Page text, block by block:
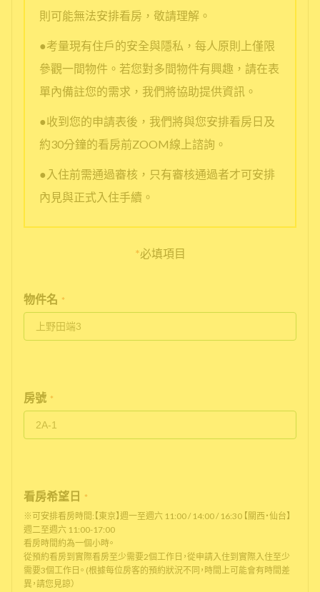
則可能無法安排看房，敬請理解。
●考量現有住戶的安全與隱私，每人原則上僅限
參觀一間物件。若您對多間物件有興趣，請在表
單內備註您的需求，我們將協助提供資訊。
●收到您的申請表後，我們將與您安排看房日及
約30分鐘的看房前ZOOM線上諮詢。
●入住前需通過審核，只有審核通過者才可安排
內見與正式入住手續。
*必填項目
物件名 *
房號 *
看房希望日
*
※可安排看房時間:【東京】週一至週六 11:00 / 14:00 / 16:30 【關西・仙台】
週二至週六 11:00-17:00
看房時間約為一個小時。
從預約看房到實際看房至少需要2個工作日，從申請入住到實際入住至少
需要3個工作日。 (根據每位房客的預約狀況不同，時間上可能會有時間差
異，請您見諒）